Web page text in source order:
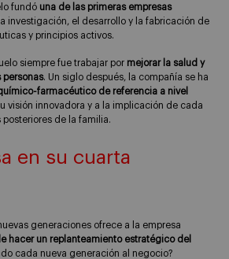
fundó una de las primeras empresas
investigación, el desarrollo y la fabricación de
y principios activos.
siempre fue trabajar por mejorar la salud y
personas. Un siglo después, la compañía se ha
farmacéutico de referencia a nivel
visión innovadora y a la implicación de cada
de la familia.
en su cuarta
generaciones ofrece a la empresa
hacer un replanteamiento estratégico del
cada nueva generación al negocio?